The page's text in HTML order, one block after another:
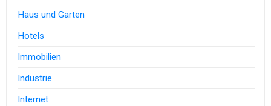
Haus und Garten
Hotels
Immobilien
Industrie
Internet